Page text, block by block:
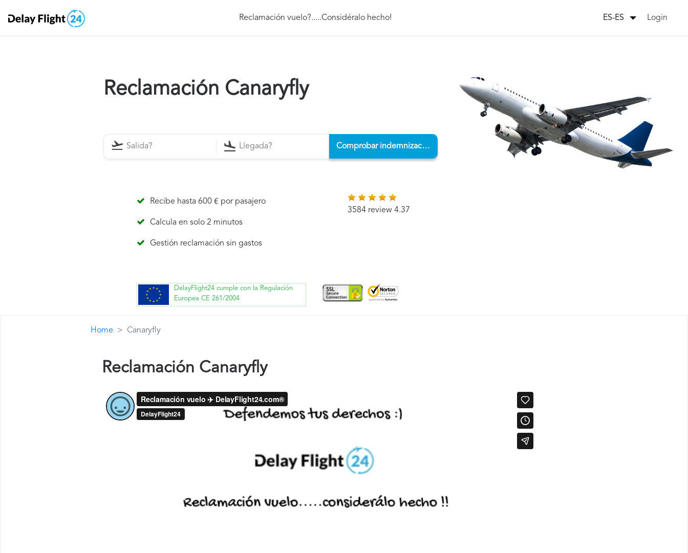
Reclamación vuelo?.....Considéralo hecho! ES-ES Login
Reclamación Canaryfly
Comprobar indemnización
Recibe hasta 600 € por pasajero
Calcula en solo 2 minutos
Gestión reclamación sin gastos
3584 review 4.37
DelayFlight24 cumple con la Regulación
Europea CE 261/2004
Home Canaryfly
Reclamación Canaryfly